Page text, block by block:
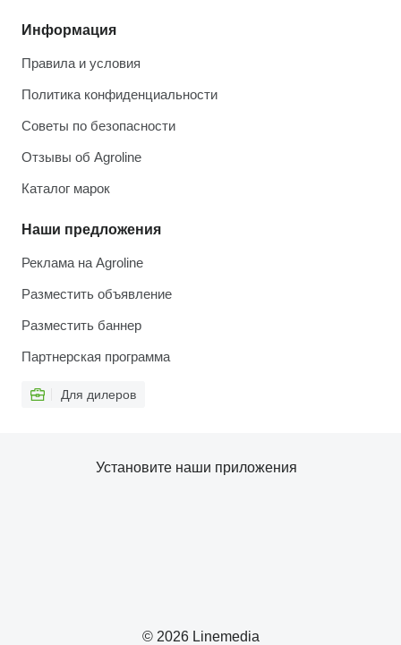
Информация
Правила и условия
Политика конфиденциальности
Советы по безопасности
Отзывы об Agroline
Каталог марок
Наши предложения
Реклама на Agroline
Разместить объявление
Разместить баннер
Партнерская программа
Для дилеров
© 2026 Linemedia
Установите наши приложения